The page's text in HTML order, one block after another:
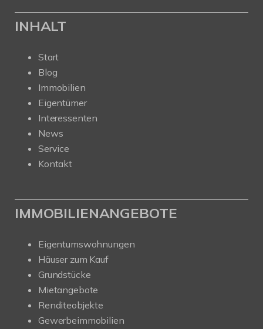
INHALT
Start
Blog
Immobilien
Eigentümer
Interessenten
News
Service
Kontakt
IMMOBILIENANGEBOTE
Eigentumswohnungen
Häuser zum Kauf
Grundstücke
Mietangebote
Renditeobjekte
Gewerbeimmobilien